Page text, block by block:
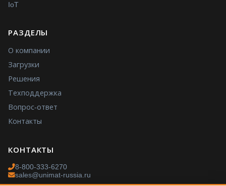
IoT
РАЗДЕЛЫ
О компании
Загрузки
Решения
Техподдержка
Вопрос-ответ
Контакты
КОНТАКТЫ
8-800-333-6270
sales@unimat-russia.ru